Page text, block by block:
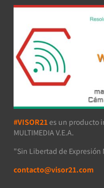
#VISOR21 es un producto
MULTIMEDIA V.E.A.
"Sin Libertad de Expresión
contacto@visor21.com